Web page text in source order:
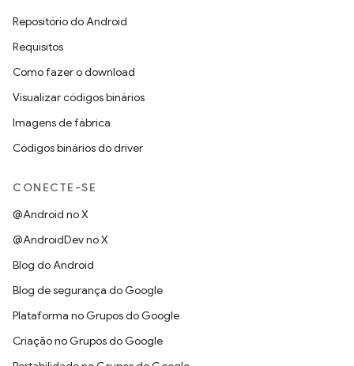
Repositório do Android
Requisitos
Como fazer o download
Visualizar códigos binários
Imagens de fábrica
Códigos binários do driver
CONECTE-SE
@Android no X
@AndroidDev no X
Blog do Android
Blog de segurança do Google
Plataforma no Grupos do Google
Criação no Grupos do Google